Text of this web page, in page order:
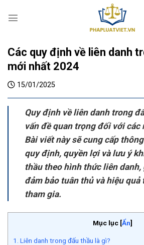
Các quy định về liên danh
mới nhất 2024
15/01/2025
Quy định về liên danh trong
vấn đề quan trọng đối với các
Bài viết này sẽ cung cấp
quy định, quyền lợi và lưu ý
thầu theo hình thức liên danh,
đảm bảo tuân thủ và hiệu
tham gia.
Mục lục [Ẩn]
1. Liên danh trong đấu thầu là gì?